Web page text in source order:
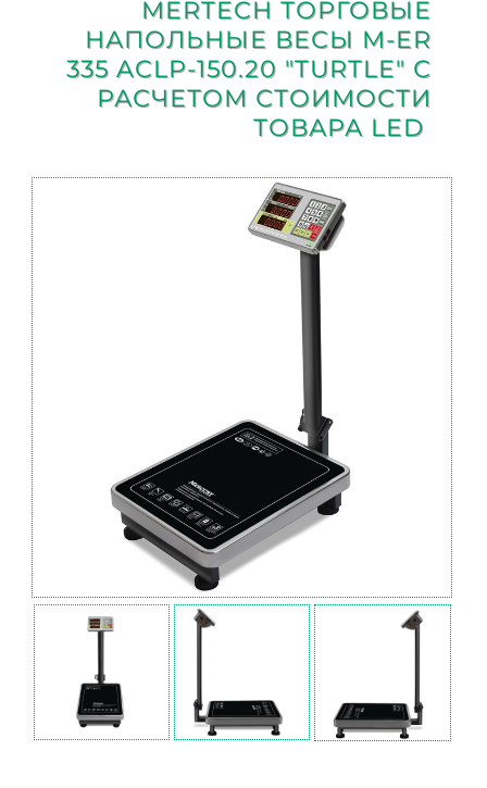
MERTECH ТОРГОВЫЕ
НАПОЛЬНЫЕ ВЕСЫ M-ER
335 ACLP-150.20 "TURTLE" С
РАСЧЕТОМ СТОИМОСТИ
ТОВАРА LED